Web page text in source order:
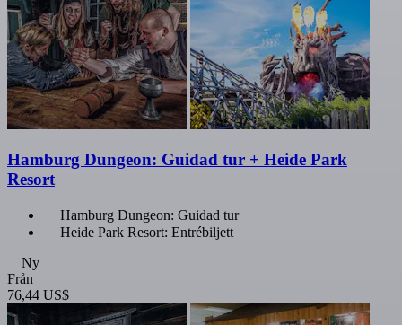
Hamburg Dungeon: Guidad tur + Heide Park
Resort
Hamburg Dungeon: Guidad tur
Heide Park Resort: Entrébiljett
Ny
Från
76,44 US$